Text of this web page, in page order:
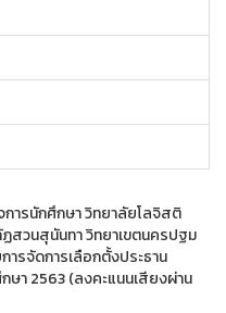
การนักศึกษา วิทยาลัยโลจิสติ
สวนสุนันทา วิทยาเขตนครปฐม
ารจัดการเลือกตั้งประธาน
ษา 2563 (ลงคะแนนเสียงผ่าน